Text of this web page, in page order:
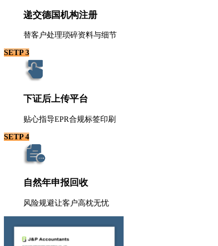
递交德国机构注册
替客户处理琐碎资料与细节
SETP 3
下证后上传平台
贴心指导EPR合规标签印刷
SETP 4
自然年申报回收
风险规避让客户高枕无忧